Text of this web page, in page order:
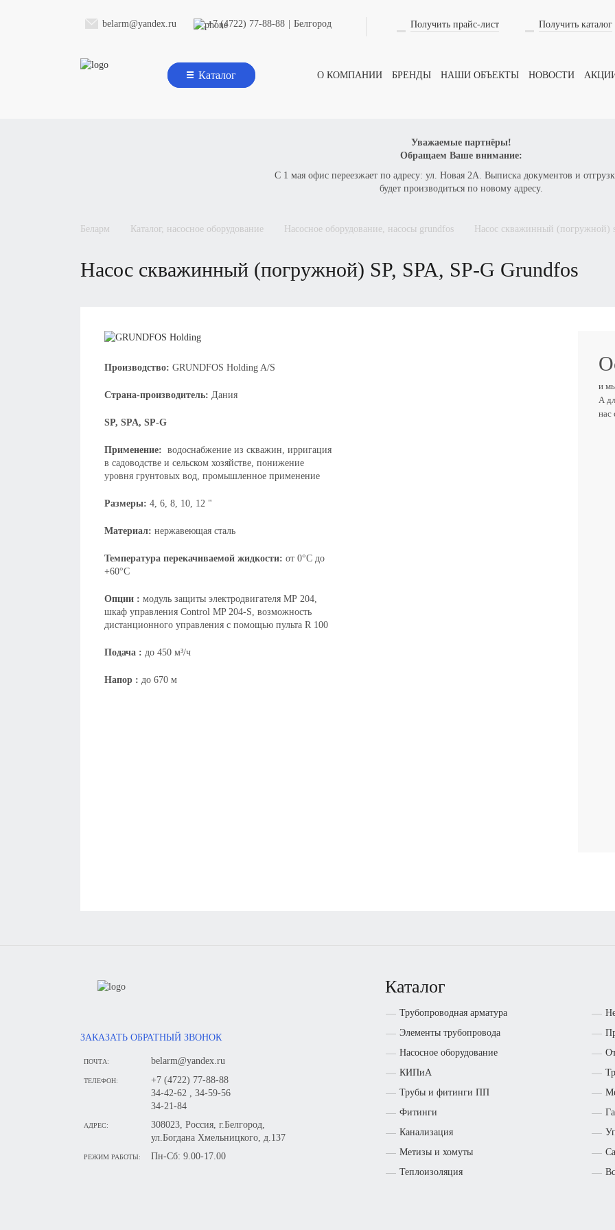
belarm@yandex.ru +7 (4722) 77-88-88 Белгород Получить прайс-лист Получить каталог
Каталог О КОМПАНИИ БРЕНДЫ НАШИ ОБЪЕКТЫ НОВОСТИ
Уважаемые партнёры!
Обращаем Ваше внимание:
С 1 мая офис переезжает по адресу: ул. Новая 2А. Выписка документов и
будет производиться по новому адресу.
беларм каталог, насосное оборудование насосное оборудование, насосы grundfos насос скважинный (погружной)
насос скважинный (погружной) SP, SPA, SP-G Grundfos
Производство: GRUNDFOS Holding A/S
Страна-производитель: Дания
SP, SPA, SP-G
Применение: водоснабжение из скважин, ирригация
в садоводстве и сельском хозяйстве, понижение
уровня грунтовых вод, промышленное применение
Размеры: 4, 6, 8, 10, 12 "
Материал: нержавеющая сталь
Температура перекачиваемой жидкости: от 0°С до
+60°С
Опции : модуль защиты электродвигателя МР 204,
шкаф управления Control MP 204-S, возможность
дистанционного управления с помощью пульта R 100
Подача : до 450 м³/ч
Напор : до 670 м
и
А
нас
ЗАКАЗАТЬ ОБРАТНЫЙ ЗВОНОК
ПОЧТА: belarm@yandex.ru
ТЕЛЕФОН:
+7 (4722) 77-88-88
34-42-62 , 34-59-56
34-21-84
АДРЕС:
308023, Россия, г.Белгород,
ул.Богдана Хмельницкого, д.137
РЕЖИМ РАБОТЫ: Пн-Сб: 9.00-17.00
Каталог
Трубопроводная арматура
Элементы трубопровода
Насосное оборудование
КИПиА
Трубы и фитинги ПП
Фитинги
Канализация
Метизы и хомуты
Теплоизоляция